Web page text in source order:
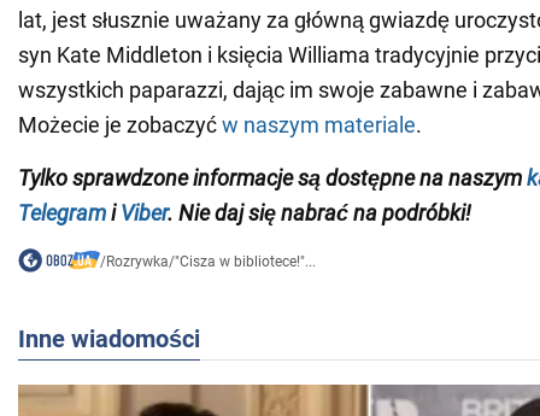
lat, jest słusznie uważany za główną gwiazdę
syn Kate Middleton i księcia Williama tradycyjnie
wszystkich paparazzi, dając im swoje zabawne i
Możecie je zobaczyćw naszym materiale.
Tylko sprawdzone informacje są dostępne na naszym
TelegramiViber. Nie daj się nabrać na podróbki!
/Rozrywka/"Cisza w bibliotece!"...
Inne wiadomości